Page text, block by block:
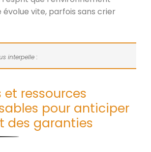
vite, parfois sans crier
interpelle :
et ressources
pour anticiper
des garanties